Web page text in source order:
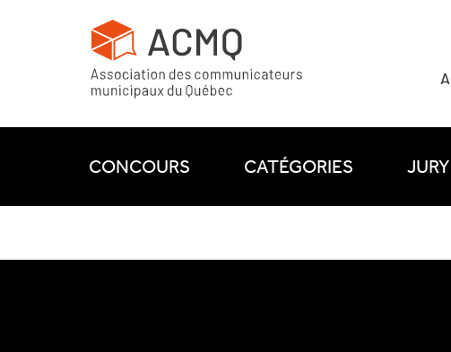
CONCOURS CATÉGORIES JURY